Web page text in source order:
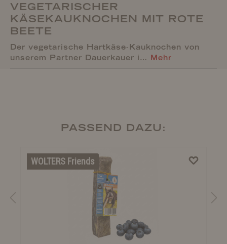
VEGETARISCHER
KÄSEKAUKNOCHEN MIT ROTE
BEETE
Der vegetarische Hartkäse-Kauknochen von
unserem Partner Dauerkauer i… Mehr
PASSEND DAZU:
WOLTERS Friends